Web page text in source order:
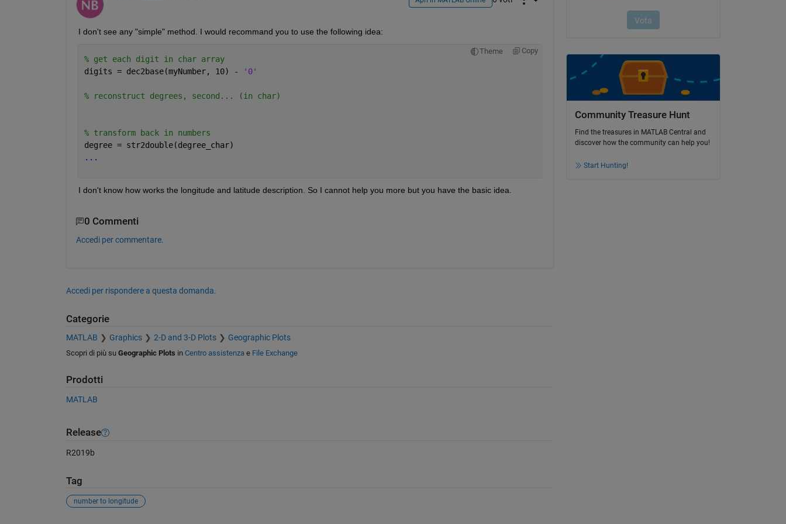
I don't see any "simple" method. I would recommand you to use the following idea:
Theme Copy
% get each digit in char array
digits = dec2base(myNumber, 10) -
'0'
% reconstruct degrees, second... (in char)
% transform back in numbers
degree = str2double(degree_char)
...
I don't know how works the longitude and latitude description. So I cannot help you more but you have the basic idea.
0 Commenti
Accedi per commentare.
Accedi per rispondere a questa domanda.
Categorie
MATLAB Graphics 2-D and 3-D Plots Geographic Plots
Scopri di più su Geographic Plots in Centro assistenzae File Exchange
Prodotti
MATLAB
Release
R2019b
Tag
number to longitude
Community Treasure Hunt
Find the treasures in MATLAB Central and
discover how the community can help you!
Start Hunting!